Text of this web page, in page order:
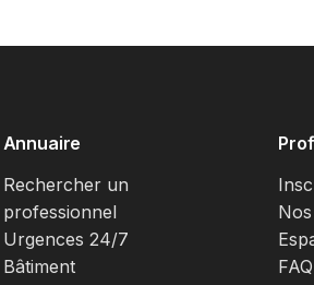
Annuaire
Rechercher un
professionnel
Urgences 24/7
Bâtiment
FAQ